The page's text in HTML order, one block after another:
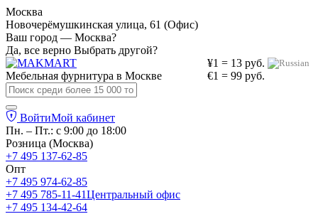
Москва
Новочерёмушкинская улица, 61 (Офис)
Ваш город — Москва?
Да, все верно Выбрать другой?
¥1 = 13 руб.
€1 = 99 руб.
Мебельная фурнитура в Москве
ВойтиМой кабинет
Пн. – Пт.: с 9:00 до 18:00
Розница (Москва)
+7 495 137-62-85
Опт
+7 495 974-62-85
+7 495 785-11-41Центральный офис
+7 495 134-42-64